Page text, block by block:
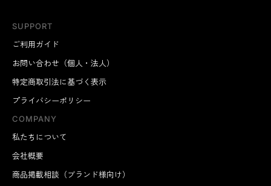
SUPPORT
ご利用ガイド
お問い合わせ（個人・法人）
特定商取引法に基づく表示
プライバシーポリシー
COMPANY
私たちについて
会社概要
商品掲載相談（ブランド様向け）